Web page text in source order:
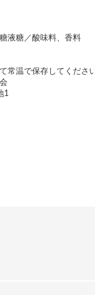
液糖／酸味料、香料
常温で保存してくださ
1